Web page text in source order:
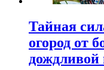
Тайная
огород от
дождливой